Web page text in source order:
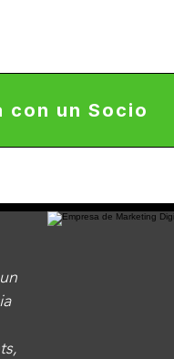
con un Socio